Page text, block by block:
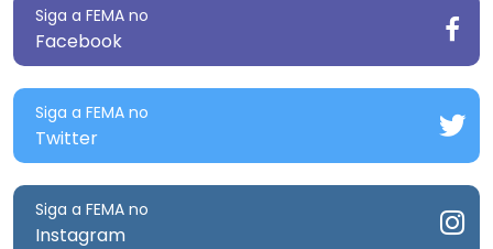
Siga a FEMA no
Facebook
Siga a FEMA no
Twitter
Siga a FEMA no
Instagram